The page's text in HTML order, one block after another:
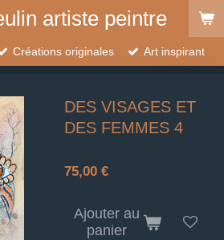
artiste peintre
Créations originales Art inspirant
DES VISAGES ET
DES FEMMES 4
75,00 €
Ajouter au
panier